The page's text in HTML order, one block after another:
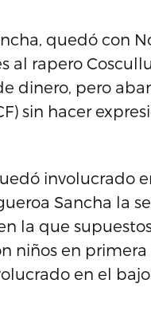
quedó con
al rapero
dinero, pero
sin hacer
involucrado
Sancha la
la que
niños en primera
en el